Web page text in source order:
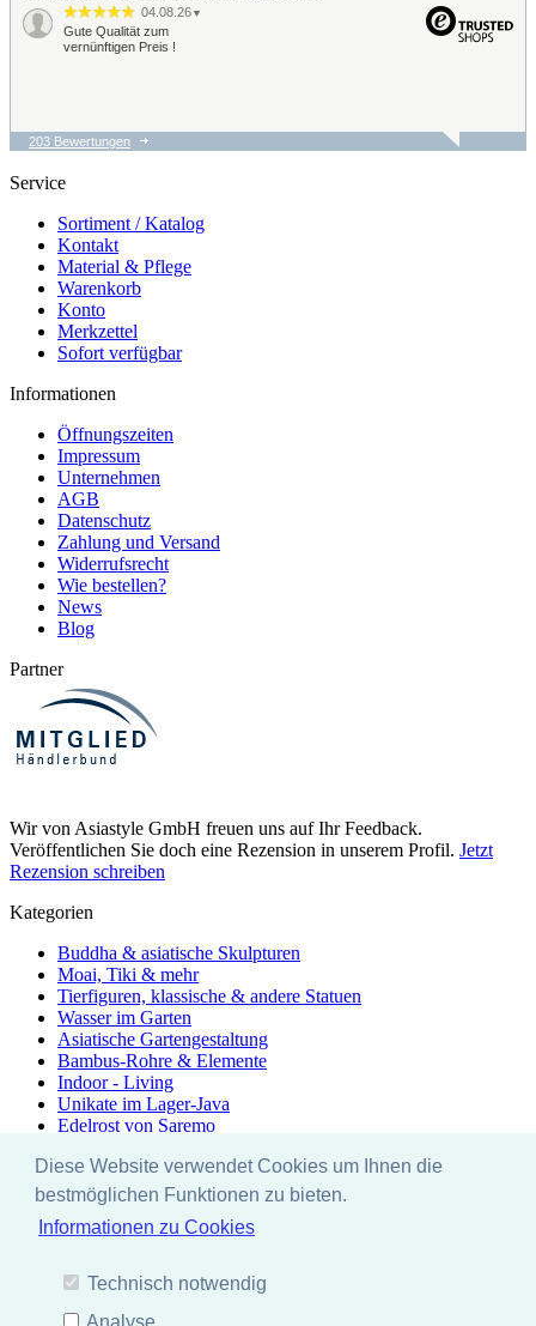
04.08.26 ▼
Gute Qualität zum
vernünftigen Preis !
04.08.26 ▼
Lieferung
Super schneller Versand
und super verpackt... Eine
tolle Ware zu einem
erschwinglichen Preis,
gerne wieder viel…
203 Bewertungen
Service
Sortiment / Katalog
Kontakt
Material & Pflege
Warenkorb
Konto
Merkzettel
Sofort verfügbar
Informationen
Öffnungszeiten
Impressum
Unternehmen
AGB
Datenschutz
Zahlung und Versand
Widerrufsrecht
Wie bestellen?
News
Blog
Partner
Wir von Asiastyle GmbH freuen uns auf Ihr Feedback.
Veröffentlichen Sie doch eine Rezension in unserem Profil. Jetzt
Rezension schreiben
Kategorien
Buddha & asiatische Skulpturen
Moai, Tiki & mehr
Tierfiguren, klassische & andere Statuen
Wasser im Garten
Asiatische Gartengestaltung
Bambus-Rohre & Elemente
Indoor - Living
Unikate im Lager-Java
Edelrost von Saremo
Rabattaktionen
Ausstellung
Besonders & Einzigartig - Unikate
Yoga - Linie
Lagerräumung
Facebook
Diese Website verwendet Cookies um Ihnen die
bestmöglichen Funktionen zu bieten.
Informationen zu Cookies
Technisch notwendig
Analyse